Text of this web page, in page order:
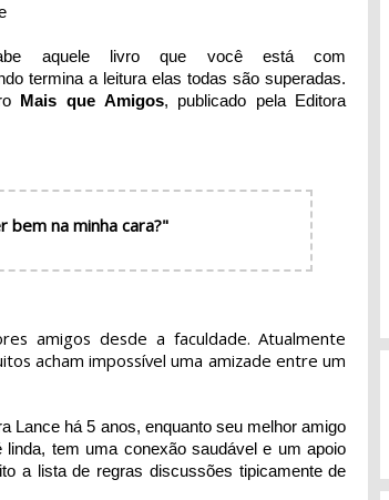
aquele livro que você está com
termina a leitura elas todas são superadas.
Mais que Amigos, publicado pela Editora
bem na minha cara?"
amigos desde a faculdade. Atualmente
acham impossível uma amizade entre um
Lance há 5 anos, enquanto seu melhor amigo
tem uma conexão saudável e um apoio
a lista de regras discussões tipicamente de